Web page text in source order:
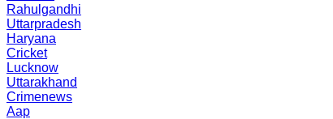
Rahulgandhi
Uttarpradesh
Haryana
Cricket
Lucknow
Uttarakhand
Crimenews
Aap